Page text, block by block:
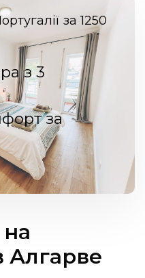
за 1250
з 3
за
Алгарве